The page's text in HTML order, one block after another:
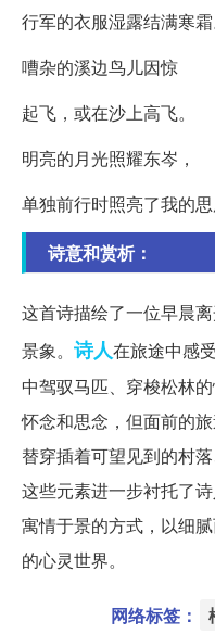
行军的衣服湿露结满寒霜
嘈杂的溪边鸟儿因惊
起飞，或在沙上高飞。
明亮的月光照耀东岑，
单独前行时照亮了我的思
诗意和赏析：
这首诗描绘了一位早晨
景象。 诗人在旅途中感
中驾驭马匹、穿梭松林
怀念和思念，但面前的
替穿插着可望见到的村
这些元素进一步衬托了
寓情于景的方式，以细
的心灵世界。
网络标签：